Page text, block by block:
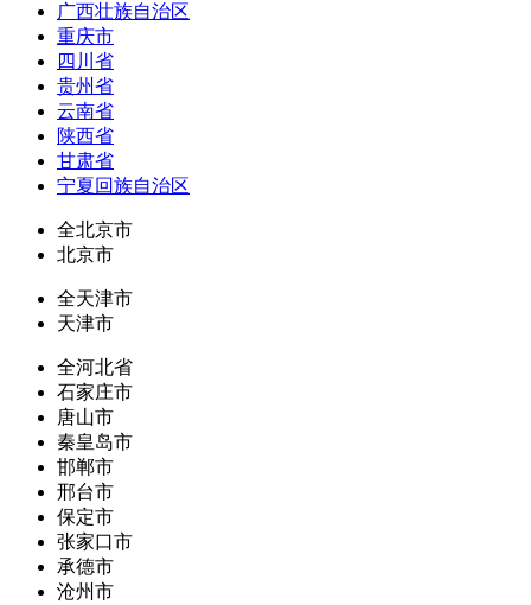
广西壮族自治区
重庆市
四川省
贵州省
云南省
陕西省
甘肃省
宁夏回族自治区
全北京市
北京市
全天津市
天津市
全河北省
石家庄市
唐山市
秦皇岛市
邯郸市
邢台市
保定市
张家口市
承德市
沧州市